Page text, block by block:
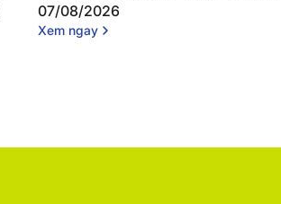
07/08/2026
Xem ngay